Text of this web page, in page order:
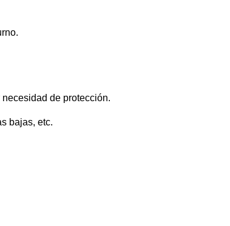
de protección.
bajas, etc.